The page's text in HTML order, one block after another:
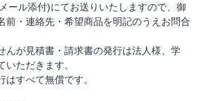
ール添付)にてお送りいたしますので、御
前・連絡先・希望商品を明記のうえお問合
んが見積書・請求書の発行は法人様、学
ただきます。
はすべて無償です。